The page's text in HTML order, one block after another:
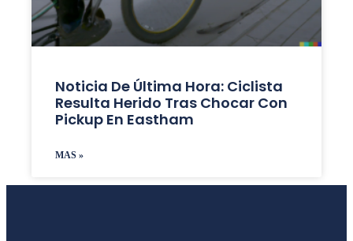
Noticia De Última Hora: Ciclista
Resulta Herido Tras Chocar Con
Pickup En Eastham
MAS »